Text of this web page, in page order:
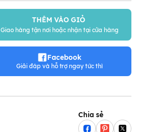
THÊM VÀO GIỎ
Giao hàng tận nơi hoặc nhận tại cửa hàng
Facebook
Giải đáp và hỗ trợ ngay tức thì
Chia sẻ